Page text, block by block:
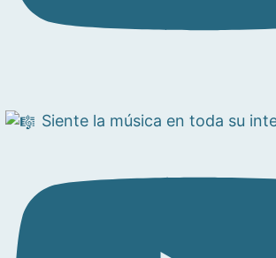
Siente la música en toda su